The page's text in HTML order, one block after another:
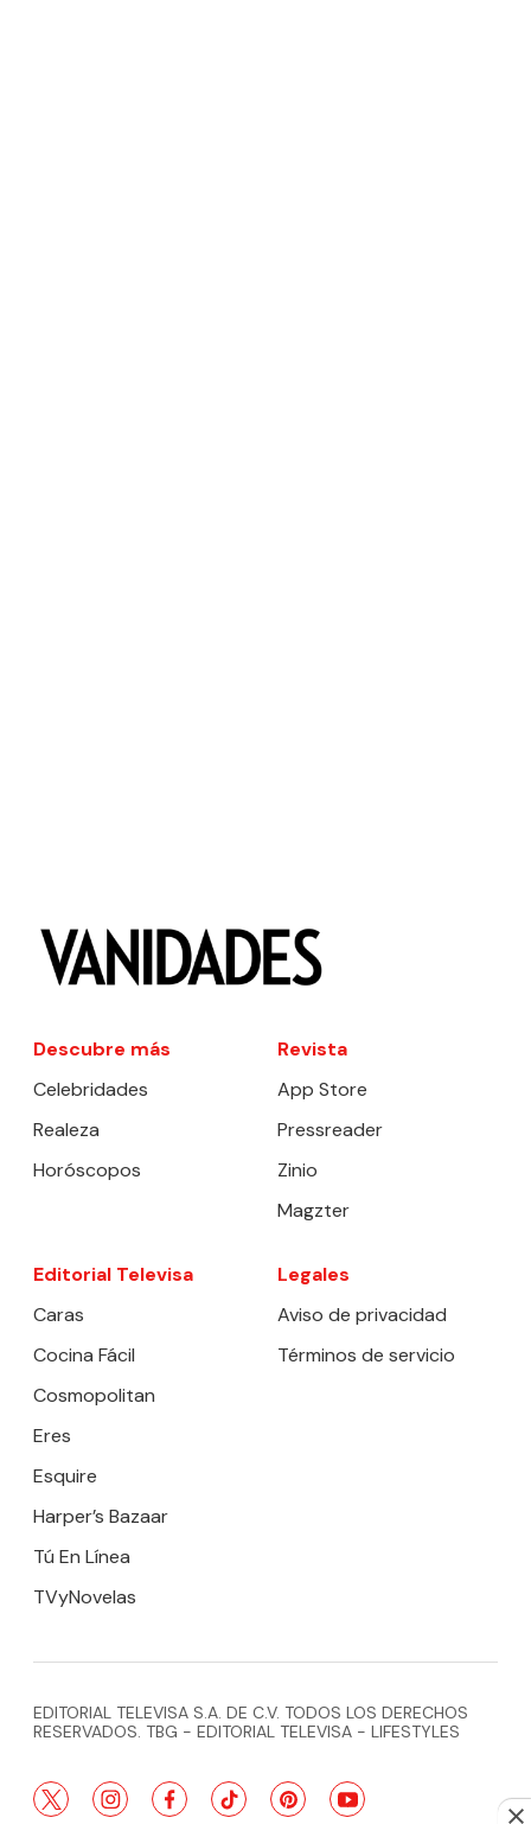
Descubre más
Celebridades
Realeza
Horóscopos
Revista
App Store
Pressreader
Zinio
Magzter
Editorial Televisa
Caras
Cocina Fácil
Cosmopolitan
Eres
Esquire
Harper’s Bazaar
Tú En Línea
TVyNovelas
Legales
Aviso de privacidad
Términos de servicio
EDITORIAL TELEVISA S.A. DE C.V. TODOS LOS DERECHOS
RESERVADOS. TBG - EDITORIAL TELEVISA - LIFESTYLES
twitterinstagramfacebooktiktokpinterestyoutube